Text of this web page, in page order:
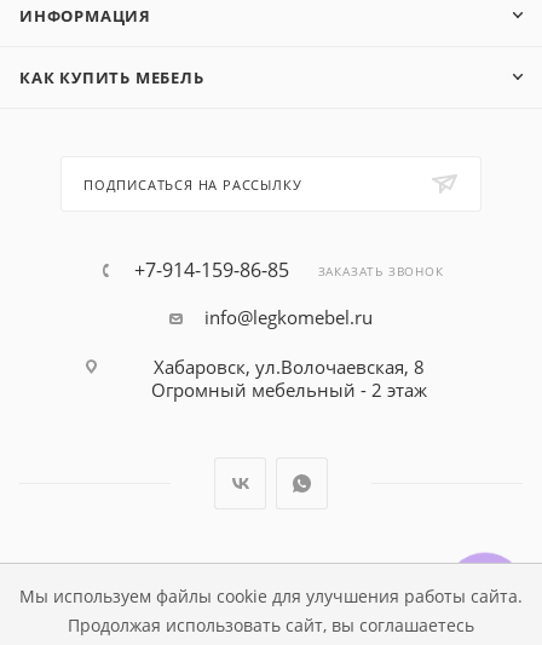
Мы используем файлы cookie для улучшения работы сайта.
Продолжая использовать сайт, вы соглашаетесь
ИНФОРМАЦИЯ
КАК КУПИТЬ МЕБЕЛЬ
ПОДПИСАТЬСЯ НА РАССЫЛКУ
+7-914-159-86-85 ЗАКАЗАТЬ ЗВОНОК
info@legkomebel.ru
Хабаровск, ул.Волочаевская, 8
Огромный мебельный - 2 этаж